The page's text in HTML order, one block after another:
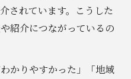
されています。こうした
紹介につながっているの
かりやすかった」「地域